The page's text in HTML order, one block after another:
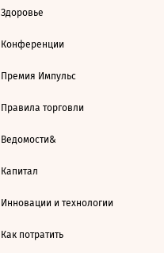
Здоровье
Конференции
Премия Импульс
Правила торговли
Ведомости&
Капитал
Инновации и технологии
Как потратить